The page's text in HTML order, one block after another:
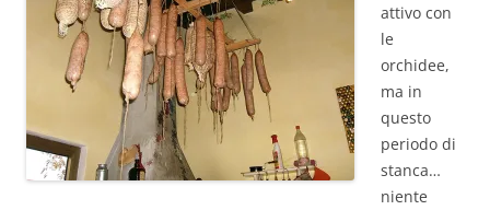
attivo con
le
orchidee,
ma in
questo
periodo di
stanca…
niente